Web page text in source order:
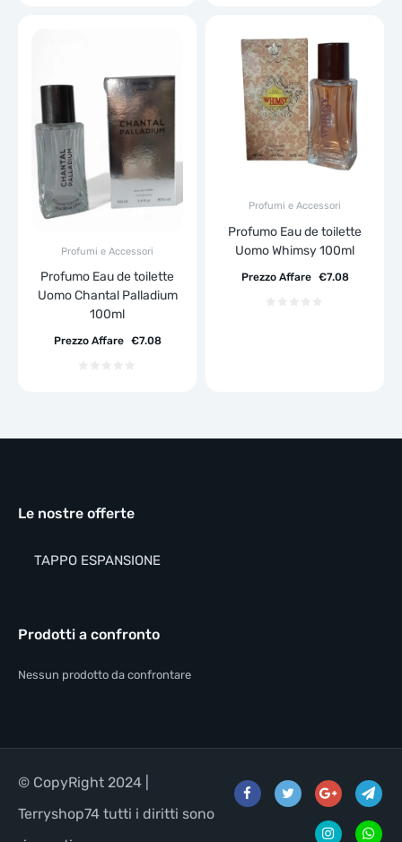
Profumi e Accessori
Profumo Eau de toilette
Uomo Chantal Palladium
100ml
€7.08
Prezzo Affare
Profumi e Accessori
Profumo Eau de toilette
Uomo Whimsy 100ml
€7.08
Prezzo Affare
Le nostre offerte
TAPPO ESPANSIONE
Prodotti a confronto
Nessun prodotto da confrontare
© CopyRight 2024 |
Terryshop74 tutti i diritti sono